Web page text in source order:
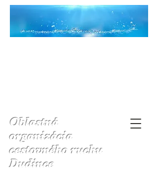
Oblastná
organizácia
cestovného ruchu
Dudince